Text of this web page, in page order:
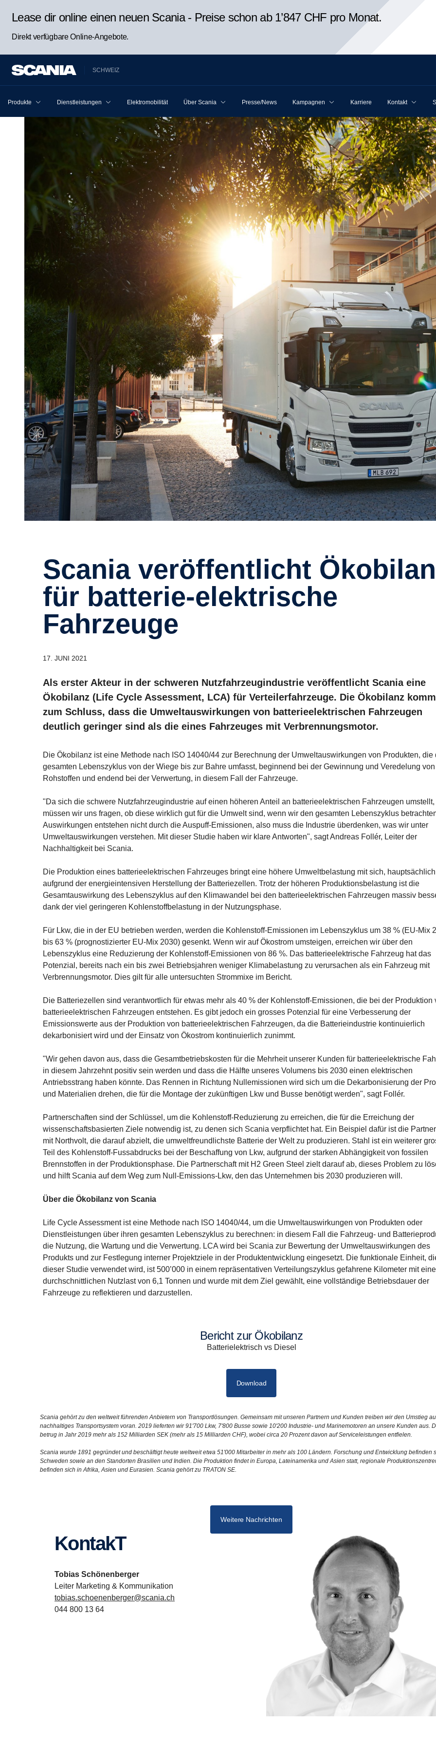
Lease dir online einen neuen Scania - Preise schon ab 1’847 CHF pro Monat.
Direkt verfügbare Online-Angebote.
SCHWEIZ
Produkte Dienstleistungen Elektromobilität Über Scania Presse/News Kampagnen Karriere Kontakt
Scania veröffentlicht Ökobilanz
für batterie-elektrische
Fahrzeuge
17. JUNI 2021
Als erster Akteur in der schweren Nutzfahrzeugindustrie veröffentlicht Scania eine
Ökobilanz (Life Cycle Assessment, LCA) für Verteilerfahrzeuge. Die Ökobilanz
zum Schluss, dass die Umweltauswirkungen von batterieelektrischen Fahrzeugen
deutlich geringer sind als die eines Fahrzeuges mit Verbrennungsmotor.
Die Ökobilanz ist eine Methode nach ISO 14040/44 zur Berechnung der Umweltauswirkungen von Produkten, die
gesamten Lebenszyklus von der Wiege bis zur Bahre umfasst, beginnend bei der Gewinnung und Veredelung von
Rohstoffen und endend bei der Verwertung, in diesem Fall der Fahrzeuge.
"Da sich die schwere Nutzfahrzeugindustrie auf einen höheren Anteil an batterieelektrischen Fahrzeugen umstellt,
müssen wir uns fragen, ob diese wirklich gut für die Umwelt sind, wenn wir den gesamten Lebenszyklus
Auswirkungen entstehen nicht durch die Auspuff-Emissionen, also muss die Industrie überdenken, was wir unter
Umweltauswirkungen verstehen. Mit dieser Studie haben wir klare Antworten", sagt Andreas Follér, Leiter der
Nachhaltigkeit bei Scania.
Die Produktion eines batterieelektrischen Fahrzeuges bringt eine höhere Umweltbelastung mit sich, hauptsächlich
aufgrund der energieintensiven Herstellung der Batteriezellen. Trotz der höheren Produktionsbelastung ist die
Gesamtauswirkung des Lebenszyklus auf den Klimawandel bei den batterieelektrischen Fahrzeugen massiv
dank der viel geringeren Kohlenstoffbelastung in der Nutzungsphase.
Für Lkw, die in der EU betrieben werden, werden die Kohlenstoff-Emissionen im Lebenszyklus um 38 % (EU-Mix
bis 63 % (prognostizierter EU-Mix 2030) gesenkt. Wenn wir auf Ökostrom umsteigen, erreichen wir über den
Lebenszyklus eine Reduzierung der Kohlenstoff-Emissionen von 86 %. Das batterieelektrische Fahrzeug hat das
Potenzial, bereits nach ein bis zwei Betriebsjahren weniger Klimabelastung zu verursachen als ein Fahrzeug mit
Verbrennungsmotor. Dies gilt für alle untersuchten Strommixe im Bericht.
Die Batteriezellen sind verantwortlich für etwas mehr als 40 % der Kohlenstoff-Emissionen, die bei der Produktion
batterieelektrischen Fahrzeugen entstehen. Es gibt jedoch ein grosses Potenzial für eine Verbesserung der
Emissionswerte aus der Produktion von batterieelektrischen Fahrzeugen, da die Batterieindustrie kontinuierlich
dekarbonisiert wird und der Einsatz von Ökostrom kontinuierlich zunimmt.
"Wir gehen davon aus, dass die Gesamtbetriebskosten für die Mehrheit unserer Kunden für batterieelektrische
in diesem Jahrzehnt positiv sein werden und dass die Hälfte unseres Volumens bis 2030 einen elektrischen
Antriebsstrang haben könnte. Das Rennen in Richtung Nullemissionen wird sich um die Dekarbonisierung der
und Materialien drehen, die für die Montage der zukünftigen Lkw und Busse benötigt werden", sagt Follér.
Partnerschaften sind der Schlüssel, um die Kohlenstoff-Reduzierung zu erreichen, die für die Erreichung der
wissenschaftsbasierten Ziele notwendig ist, zu denen sich Scania verpflichtet hat. Ein Beispiel dafür ist die
mit Northvolt, die darauf abzielt, die umweltfreundlichste Batterie der Welt zu produzieren. Stahl ist ein weiterer
Teil des Kohlenstoff-Fussabdrucks bei der Beschaffung von Lkw, aufgrund der starken Abhängigkeit von fossilen
Brennstoffen in der Produktionsphase. Die Partnerschaft mit H2 Green Steel zielt darauf ab, dieses Problem zu
und hilft Scania auf dem Weg zum Null-Emissions-Lkw, den das Unternehmen bis 2030 produzieren will.
Über die Ökobilanz von Scania
Life Cycle Assessment ist eine Methode nach ISO 14040/44, um die Umweltauswirkungen von Produkten oder
Dienstleistungen über ihren gesamten Lebenszyklus zu berechnen: in diesem Fall die Fahrzeug- und
die Nutzung, die Wartung und die Verwertung. LCA wird bei Scania zur Bewertung der Umweltauswirkungen des
Produkts und zur Festlegung interner Projektziele in der Produktentwicklung eingesetzt. Die funktionale Einheit,
dieser Studie verwendet wird, ist 500’000 in einem repräsentativen Verteilungszyklus gefahrene Kilometer mit
durchschnittlichen Nutzlast von 6,1 Tonnen und wurde mit dem Ziel gewählt, eine vollständige Betriebsdauer der
Fahrzeuge zu reflektieren und darzustellen.
Bericht zur Ökobilanz
Batterielektrisch vs Diesel
Download
Scania gehört zu den weltweit führenden Anbietern von Transportlösungen. Gemeinsam mit unseren Partnern und Kunden treiben wir den Umstieg
nachhaltiges Transportsystem voran. 2019 lieferten wir 91'700 Lkw, 7'800 Busse sowie 10'200 Industrie- und Marinemotoren an unsere Kunden aus.
betrug in Jahr 2019 mehr als 152 Milliarden SEK (mehr als 15 Milliarden CHF), wobei circa 20 Prozent davon auf Serviceleistungen entfielen.
Scania wurde 1891 gegründet und beschäftigt heute weltweit etwa 51'000 Mitarbeiter in mehr als 100 Ländern. Forschung und Entwicklung befinden
Schweden sowie an den Standorten Brasilien und Indien. Die Produktion findet in Europa, Lateinamerika und Asien statt, regionale
befinden sich in Afrika, Asien und Eurasien. Scania gehört zu TRATON SE.
Weitere Nachrichten
KontakT
Tobias Schönenberger
Leiter Marketing & Kommunikation
tobias.schoenenberger@scania.ch
044 800 13 64